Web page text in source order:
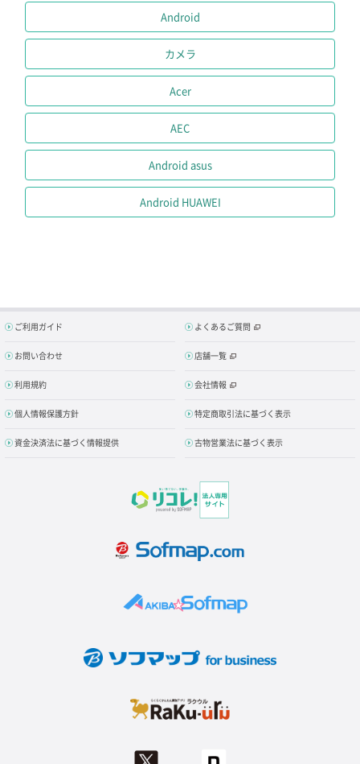
Android
カメラ
Acer
AEC
Android asus
Android HUAWEI
ご利用ガイド よくあるご質問
お問い合わせ 店舗一覧
利用規約 会社情報
個人情報保護方針 特定商取引法に基づく表示
資金決済法に基づく情報提供 古物営業法に基づく表示